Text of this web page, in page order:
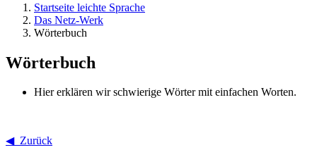
Startseite leichte Sprache
Das Netz-Werk
Wörterbuch
Wörterbuch
Hier erklären wir schwierige Wörter mit einfachen Worten.
◀ Zurück